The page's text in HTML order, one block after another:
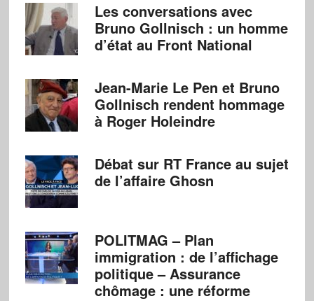
Les conversations avec
Bruno Gollnisch : un homme
d’état au Front National
Jean-Marie Le Pen et Bruno
Gollnisch rendent hommage
à Roger Holeindre
Débat sur RT France au sujet
de l’affaire Ghosn
POLITMAG – Plan
immigration : de l’affichage
politique – Assurance
chômage : une réforme